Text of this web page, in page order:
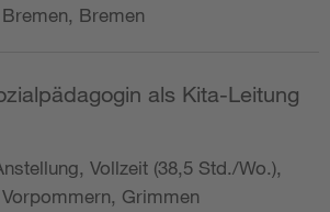
Bremen
als Kita-Leitung
Vollzeit (38,5 Std./Wo.),
Grimmen